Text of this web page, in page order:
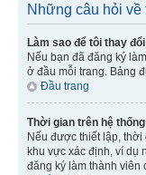
Những câu hỏi về
Làm sao để tôi thay
Nếu bạn đã đăng ký
ở đầu mỗi trang. Bảng
Đầu trang
Thời gian trên hệ
Nếu được thiết lập,
khu vực xác định, ví dụ
đăng ký làm thành viên